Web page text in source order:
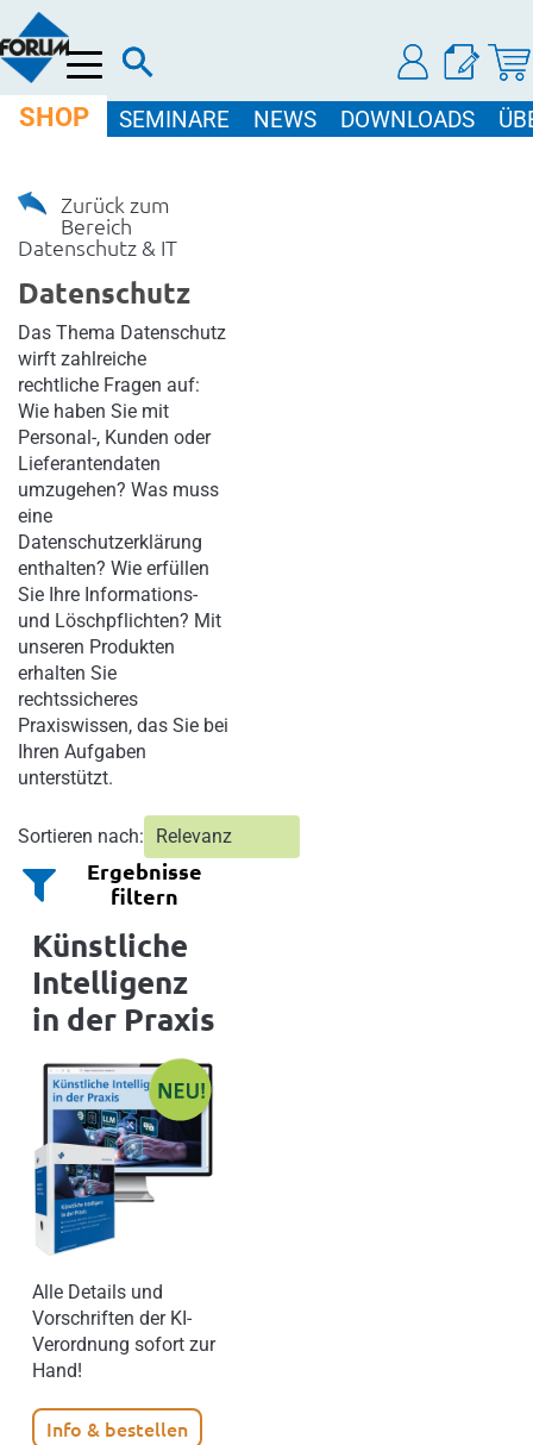
Menü
SHOP SEMINARE NEWS DOWNLOADS
Zurück zum
Bereich
Datenschutz & IT
Datenschutz
Das Thema Datenschutz
wirft zahlreiche
rechtliche Fragen auf:
Wie haben Sie mit
Personal-, Kunden oder
Lieferantendaten
umzugehen? Was muss
eine
Datenschutzerklärung
enthalten? Wie erfüllen
Sie Ihre Informations-
und Löschpflichten? Mit
unseren Produkten
erhalten Sie
rechtssicheres
Praxiswissen, das Sie bei
Ihren Aufgaben
unterstützt.
Sortieren nach:
Ergebnisse
filtern
Künstliche
Intelligenz
in der Praxis
Alle Details und
Vorschriften der KI-
Verordnung sofort zur
Hand!
Info & bestellen